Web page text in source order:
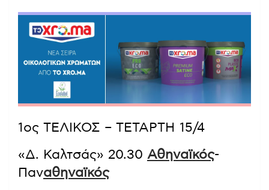
1ος ΤΕΛΙΚΟΣ – ΤΕΤΑΡΤΗ 15/4
«Δ. Καλτσάς» 20.30 Αθηναϊκός-
Παναθηναϊκός